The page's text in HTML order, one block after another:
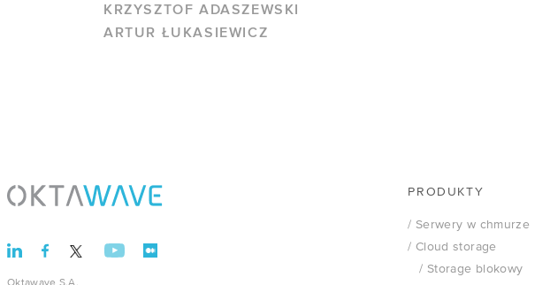
KRZYSZTOF ADASZEWSKI
ARTUR ŁUKASIEWICZ
PRODUKTY
/ Serwery w chmurze
/ Cloud storage
/ Storage blokowy